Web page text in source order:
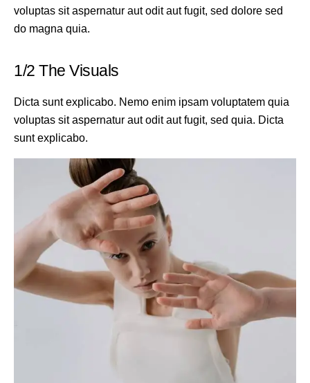
voluptas sit aspernatur aut odit aut fugit, sed dolore sed
do magna quia.
1/2 The Visuals
Dicta sunt explicabo. Nemo enim ipsam voluptatem quia
voluptas sit aspernatur aut odit aut fugit, sed quia. Dicta
sunt explicabo.